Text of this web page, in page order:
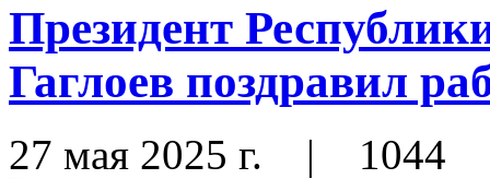
Президент
Гаглоев поздравил
27 мая 2025 г. | 1044